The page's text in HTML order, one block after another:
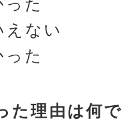
えない
た
た理由は何